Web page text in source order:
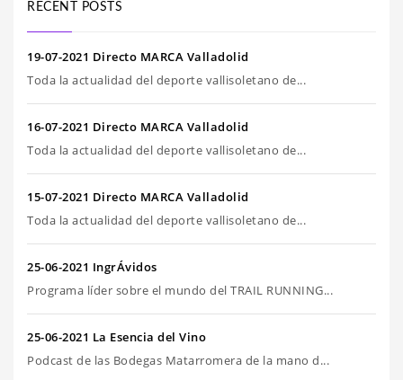
RECENT POSTS
19-07-2021 Directo MARCA Valladolid
Toda la actualidad del deporte vallisoletano de...
16-07-2021 Directo MARCA Valladolid
Toda la actualidad del deporte vallisoletano de...
15-07-2021 Directo MARCA Valladolid
Toda la actualidad del deporte vallisoletano de...
25-06-2021 IngrÁvidos
Programa líder sobre el mundo del TRAIL RUNNING...
25-06-2021 La Esencia del Vino
Podcast de las Bodegas Matarromera de la mano d...